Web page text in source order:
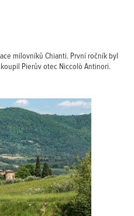
milovníků Chianti. První ročník byl
Pierův otec Niccolò Antinori.